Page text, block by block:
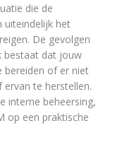
die de
uiteindelijk het
De gevolgen
bestaat dat jouw
bereiden of er niet
ervan te herstellen.
interne beheersing,
op een praktische